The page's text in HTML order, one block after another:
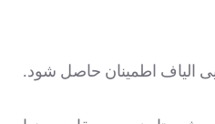
الیاف اطمینان حاصل شود.